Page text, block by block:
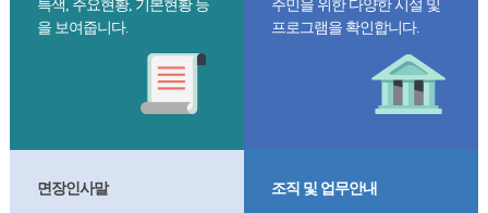
특색, 주요현황, 기본현황 등
을 보여줍니다.
주민을 위한 다양한 시설 및
프로그램을 확인합니다.
면장인사말 조직 및 업무안내